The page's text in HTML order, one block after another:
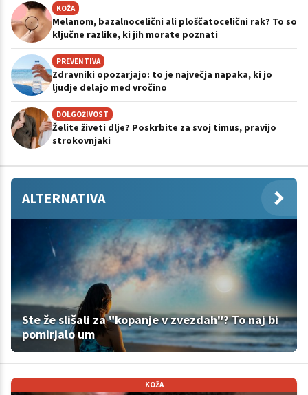
KOŽA
Melanom, bazalnocelični ali ploščatocelični rak? To so
ključne razlike, ki jih morate poznati
PREVENTIVA
Zdravniki opozarjajo: to je največja napaka, ki jo
ljudje delajo med vročino
DOLGOŽIVOST
Želite živeti dlje? Poskrbite za svoj timus, pravijo
strokovnjaki
ALTERNATIVA
Ste že slišali za "kopanje v zvezdah"? To naj bi
pomirjalo um
KOŽA